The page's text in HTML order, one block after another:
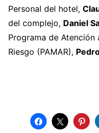
Personal del hotel,
del complejo, Daniel
Programa de Atención
Riesgo (PAMAR),